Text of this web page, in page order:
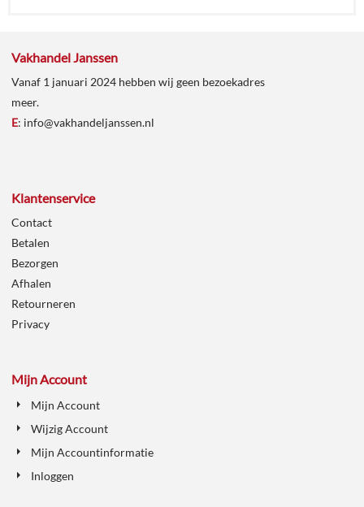
Vakhandel Janssen
Vanaf 1 januari 2024 hebben wij geen bezoekadres
meer.
E: info@vakhandeljanssen.nl
Klantenservice
Contact
Betalen
Bezorgen
Afhalen
Retourneren
Privacy
Mijn Account
Mijn Account
Wijzig Account
Mijn Accountinformatie
Inloggen